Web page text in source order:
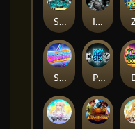
SixSixSix Invictus
Superstar Sevens PRAY FOR SIX